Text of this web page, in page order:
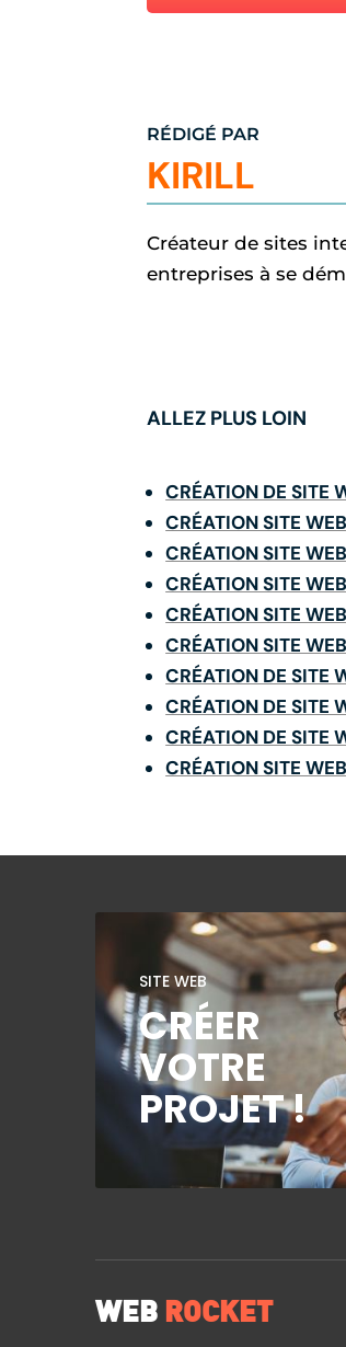
RÉDIGÉ PAR
KIRILL
Créateur de sites
entreprises à se
ALLEZ PLUS LOIN
CRÉATION DE SITE
CRÉATION SITE
CRÉATION SITE
CRÉATION SITE
CRÉATION SITE
CRÉATION SITE
CRÉATION DE SITE
CRÉATION DE SITE
CRÉATION DE SITE
CRÉATION SITE
SITE WEB
CRÉER
VOTRE
PROJET !
WEB ROCKET